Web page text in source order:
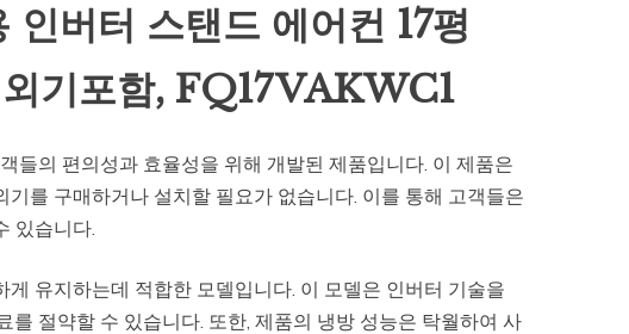
버터 스탠드 에어컨 17평
기포함, FQ17VAKWC1
들의 편의성과 효율성을 위해 개발된 제품입니다. 이 제품은
를 구매하거나 설치할 필요가 없습니다. 이를 통해 고객들은
있습니다.
유지하는데 적합한 모델입니다. 이 모델은 인버터 기술을
절약할 수 있습니다. 또한, 제품의 냉방 성능은 탁월하여 사